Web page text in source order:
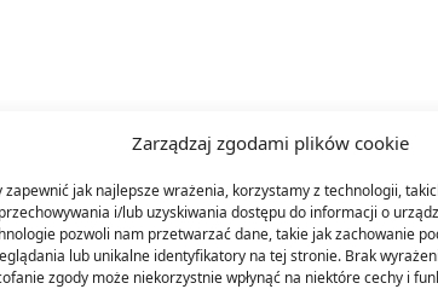
Zarządzaj zgodami plików cookie
zapewnić jak najlepsze wrażenia, korzystamy z technologii,
i/lub uzyskiwania dostępu do informacji o
pozwoli nam przetwarzać dane, takie jak zachowanie
lub unikalne identyfikatory na tej stronie. Brak
zgody może niekorzystnie wpłynąć na niektóre cechy i
TO SIĘ TERAZ